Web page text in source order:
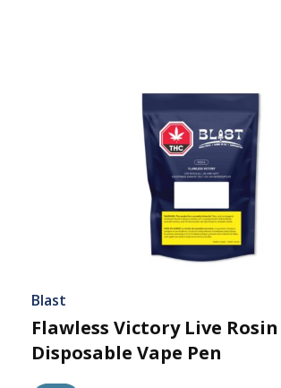
Blast
Flawless Victory Live Rosin
Disposable Vape Pen